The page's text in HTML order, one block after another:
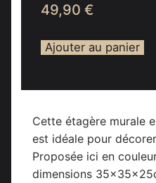
49,90 €
Ajouter au panier
Cette étagère murale
est idéale pour
Proposée ici en
dimensions